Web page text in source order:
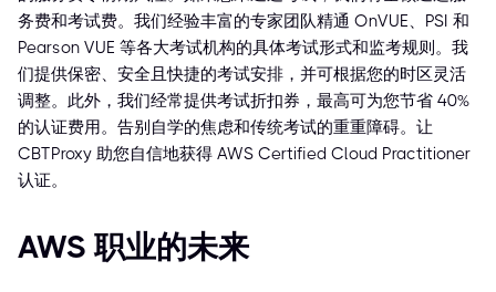
务费和考试费。我们经验丰富的专家团队精通 OnVUE、PSI 和
Pearson VUE 等各大考试机构的具体考试形式和监考规则。我
们提供保密、安全且快捷的考试安排，并可根据您的时区灵活
调整。此外，我们经常提供考试折扣券，最高可为您节省 40%
的认证费用。告别自学的焦虑和传统考试的重重障碍。让
CBTProxy 助您自信地获得 AWS Certified Cloud Practitioner
认证。
AWS 职业的未来